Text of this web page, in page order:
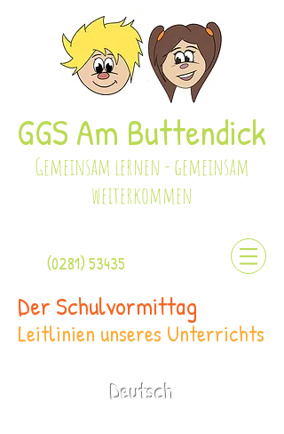
GGS Am Buttendick
Gemeinsam lernen - gemeinsam
weiterkommen
(0281) 53435
Der Schulvormittag
Leitlinien unseres Unterrichts
Deutsch